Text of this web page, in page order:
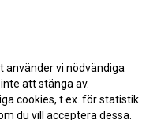
använder vi nödvändiga
att stänga av.
cookies, t.ex. för statistik
du vill acceptera dessa.